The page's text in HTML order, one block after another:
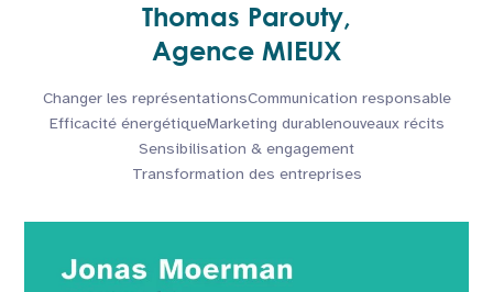
Thomas Parouty,
Agence MIEUX
Changer les représentationsCommunication responsable
Efficacité énergétiqueMarketing durablenouveaux récits
Sensibilisation & engagement
Transformation des entreprises